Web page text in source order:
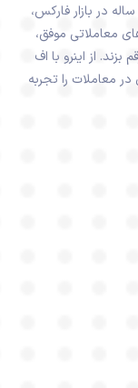
در بازار فارکس،
معاملاتی موفق،
از اینرو با اف
معاملات را تجربه